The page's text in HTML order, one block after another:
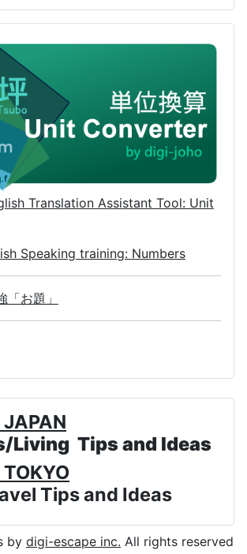
Translation Assistant Tool: Unit
Speaking training: Numbers
お題」
Living Tips and Ideas
Tips and Ideas
by digi-escape inc. All rights reserved